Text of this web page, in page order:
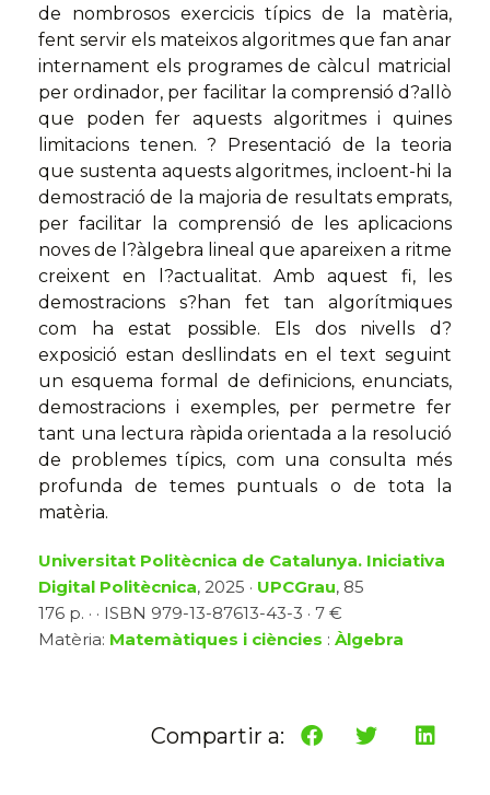
de nombrosos exercicis típics de la matèria,
fent servir els mateixos algoritmes que fan anar
internament els programes de càlcul matricial
per ordinador, per facilitar la comprensió d?allò
que poden fer aquests algoritmes i quines
limitacions tenen. ? Presentació de la teoria
que sustenta aquests algoritmes, incloent-hi la
demostració de la majoria de resultats emprats,
per facilitar la comprensió de les aplicacions
noves de l?àlgebra lineal que apareixen a ritme
creixent en l?actualitat. Amb aquest fi, les
demostracions s?han fet tan algorítmiques
com ha estat possible. Els dos nivells d?
exposició estan desllindats en el text seguint
un esquema formal de definicions, enunciats,
demostracions i exemples, per permetre fer
tant una lectura ràpida orientada a la resolució
de problemes típics, com una consulta més
profunda de temes puntuals o de tota la
matèria.
Universitat Politècnica de Catalunya. Iniciativa
Digital Politècnica, 2025 · UPCGrau, 85
176 p. · · ISBN 979-13-87613-43-3 · 7 €
Matèria: Matemàtiques i ciències : Àlgebra
Compartir a: